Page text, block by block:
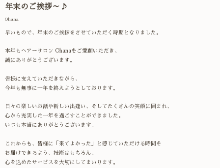
年末のご挨拶～♪
Ohana
早いもので、年末のご挨拶をさせていただく時期となりました。
本年もヘアーサロン Ohanaをご愛顧いただき、
誠にありがとうございます。
皆様に支えていただきながら、
今年も無事に一年を終えようとしております。
日々の楽しいお話や新しい出逢い、そしてたくさんの笑顔に囲まれ、
心から充実した一年を過ごすことができました。
いつも本当にありがとうございます。
これからも、皆様に「来てよかった」と感じていただける時間を
お届けできるよう、 技術はもちろん、
心を込めたサービスを大切にしてまいります。